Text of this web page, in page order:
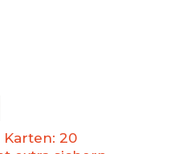
Karten: 20